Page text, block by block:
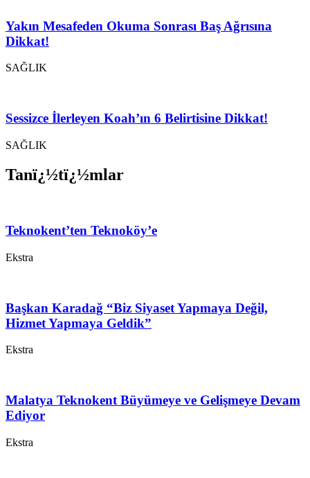
Yakın Mesafeden Okuma Sonrası Baş Ağrısına
Dikkat!
SAĞLIK
Sessizce İlerleyen Koah’ın 6 Belirtisine Dikkat!
SAĞLIK
Tanï¿½tï¿½mlar
Teknokent’ten Teknoköy’e
Ekstra
Başkan Karadağ “Biz Siyaset Yapmaya Değil,
Hizmet Yapmaya Geldik”
Ekstra
Malatya Teknokent Büyümeye ve Gelişmeye Devam
Ediyor
Ekstra